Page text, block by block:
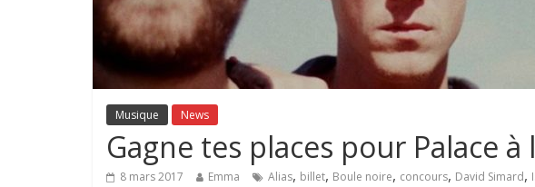
Musique News
Gagne tes places pour Palace à
8 mars 2017 Emma Alias, billet, Boule noire, concours, David Simard,